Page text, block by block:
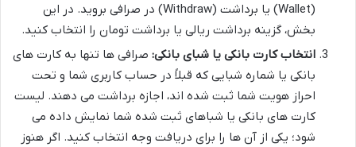
(Wallet) یا برداشت (Withdraw) در صرافی بروید. در این
بخش، گزینه برداشت ریالی یا برداشت تومان را انتخاب کنید.
انتخاب کارت بانکی یا شبای بانکی: صرافی ها تنها به کارت های
بانکی یا شماره شبایی که قبلاً در حساب کاربری شما و تحت
احراز هویت شما ثبت شده اند، اجازه برداشت می دهند. لیست
کارت های بانکی یا شباهای ثبت شده شما نمایش داده می
شود؛ یکی از آن ها را برای دریافت وجه انتخاب کنید. اگر هنوز